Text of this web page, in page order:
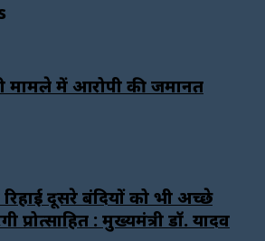
मामले में आरोपी की जमानत
दूसरे बंदियों को भी अच्छे
: मुख्यमंत्री डॉ. यादव